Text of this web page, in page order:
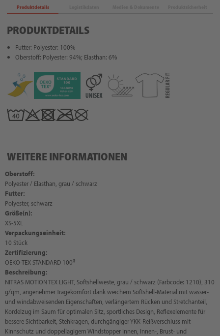
Produktdetails
PRODUKTDETAILS
Futter: Polyester: 100%
Oberstoff: Polyester: 94%; Elasthan: 6%
WEITERE INFORMATIONEN
Oberstoff:
Polyester / Elasthan, grau / schwarz
Futter:
Polyester, schwarz
Größe(n):
XS-5XL
Verpackungseinheit:
10 Stück
Zertifizierung:
OEKO-TEX STANDARD 100®
Beschreibung:
NITRAS MOTION TEX LIGHT, Softshellweste, grau / schwarz (Farbcode: 1210), 310
g/qm, angenehmer Tragekomfort dank weichem Softshell-Material mit wasser-
und windabweisenden Eigenschaften, verlängertem Rücken und Stretchanteil,
Kordelzug im Saum für optimalen Sitz, sportliches Design, Reflexelemente für
bessere Sichtbarkeit, Stehkragen, durchgängiger YKK-Reißverschluss mit
Kinnschutz und doppellagigem Windstopper innen, Innen-, Brust- und